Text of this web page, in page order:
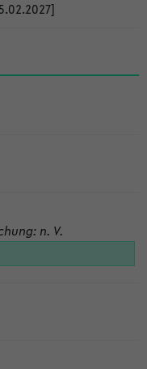
n. V.